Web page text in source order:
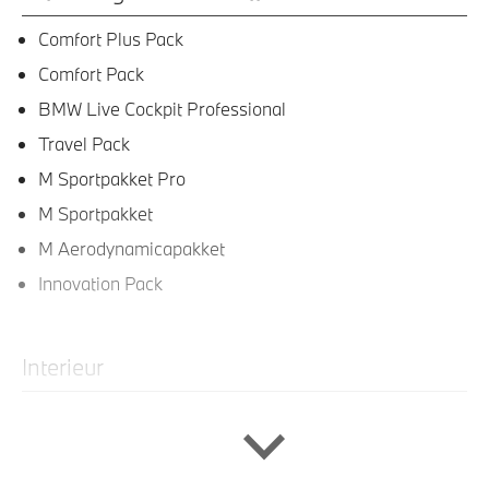
Comfort Plus Pack
Comfort Pack
BMW Live Cockpit Professional
Travel Pack
M Sportpakket Pro
M Sportpakket
M Aerodynamicapakket
Innovation Pack
Interieur
Elektrisch verwarmde voorstoelen